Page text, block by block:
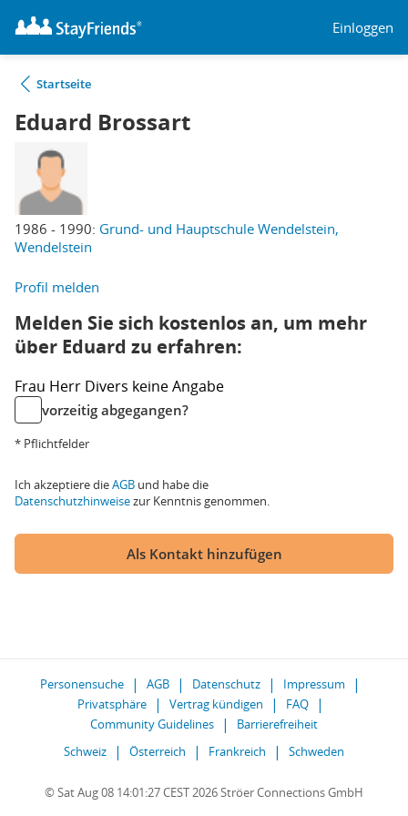
Einloggen
Startseite
Eduard Brossart
1986 - 1990: Grund- und Hauptschule Wendelstein,
Wendelstein
Profil melden
Melden Sie sich kostenlos an, um mehr
über Eduard zu erfahren:
Frau Herr Divers keine Angabe
vorzeitig abgegangen?
* Pflichtfelder
Ich akzeptiere dieAGB und habe die
Datenschutzhinweisezur Kenntnis genommen.
Als Kontakt hinzufügen
Personensuche AGB Datenschutz
Impressum
Privatsphäre
Vertrag kündigen
FAQ
Community Guidelines
Barrierefreiheit
Schweiz
Österreich Frankreich Schweden
© Sat Aug 08 14:01:27 CEST 2026 Ströer Connections GmbH